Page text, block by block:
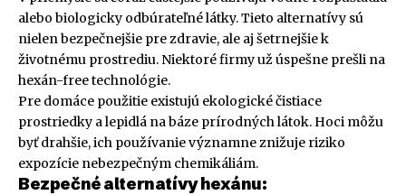
alebo biologicky odbúrateľné látky. Tieto alternatívy sú
nielen bezpečnejšie pre zdravie, ale aj šetrnejšie k
životnému prostrediu. Niektoré firmy už úspešne prešli na
hexán-free technológie.
Pre domáce použitie existujú ekologické čistiace
prostriedky a lepidlá na báze prírodných látok. Hoci môžu
byť drahšie, ich používanie významne znižuje riziko
expozície nebezpečným chemikáliám.
Bezpečné alternatívy hexánu: